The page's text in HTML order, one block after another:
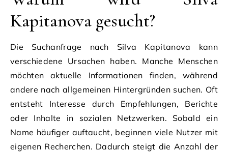
Kapitanova gesucht?
Die Suchanfrage nach Silva Kapitanova kann
verschiedene Ursachen haben. Manche Menschen
möchten aktuelle Informationen finden, während
andere nach allgemeinen Hintergründen suchen. Oft
entsteht Interesse durch Empfehlungen, Berichte
oder Inhalte in sozialen Netzwerken. Sobald ein
Name häufiger auftaucht, beginnen viele Nutzer mit
eigenen Recherchen. Dadurch steigt die Anzahl der